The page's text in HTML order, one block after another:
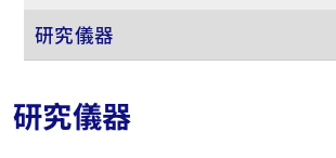
研究儀器
研究儀器